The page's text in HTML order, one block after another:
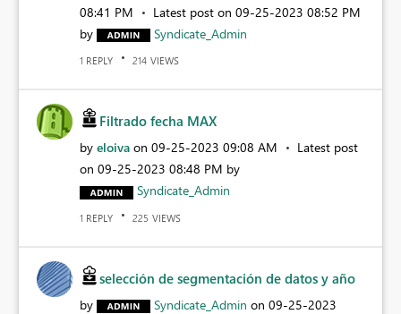
08:41 PM
Latest post on ‎09-25-2023 08:52 PM
by
Syndicate_Admin
1 REPLY 214 VIEWS
Filtrado fecha MAX
by eloiva on ‎09-25-2023 09:08 AM
Latest post
on ‎09-25-2023 08:48 PM by
Syndicate_Admin
1 REPLY 225 VIEWS
selección de segmentación de datos y año
by Syndicate_Admin on ‎09-25-2023